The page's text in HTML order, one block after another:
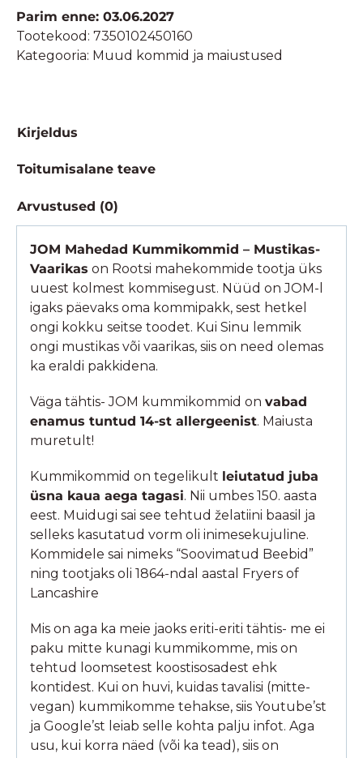
Hapukas
Mustikas
ja
Parim enne: 03.06.2027
Tootekood: 7350102450160
Kategooria: Muud kommid ja maiustused
Kirjeldus
Toitumisalane teave
Arvustused (0)
JOM Mahedad Kummikommid – Mustikas-
Vaarikas on Rootsi mahekommide tootja üks
uuest kolmest kommisegust. Nüüd on JOM-l
igaks päevaks oma kommipakk, sest hetkel
ongi kokku seitse toodet. Kui Sinu lemmik
ongi mustikas või vaarikas, siis on need olemas
ka eraldi pakkidena.
Väga tähtis- JOM kummikommid onvabad
enamus tuntud 14-st allergeenist. Maiusta
muretult!
Kummikommid on tegelikult leiutatud juba
üsna kaua aega tagasi. Nii umbes 150. aasta
eest. Muidugi sai see tehtud želatiini baasil ja
selleks kasutatud vorm oli inimesekujuline.
Kommidele sai nimeks “Soovimatud Beebid”
ning tootjaks oli 1864-ndal aastal Fryers of
Lancashire
Mis on aga ka meie jaoks eriti-eriti tähtis- me ei
paku mitte kunagi kummikomme, mis on
tehtud loomsetest koostisosadest ehk
kontidest. Kui on huvi, kuidas tavalisi (mitte-
vegan) kummikomme tehakse, siis Youtube’st
ja Google’st leiab selle kohta palju infot. Aga
usu, kui korra näed (või ka tead), siis on